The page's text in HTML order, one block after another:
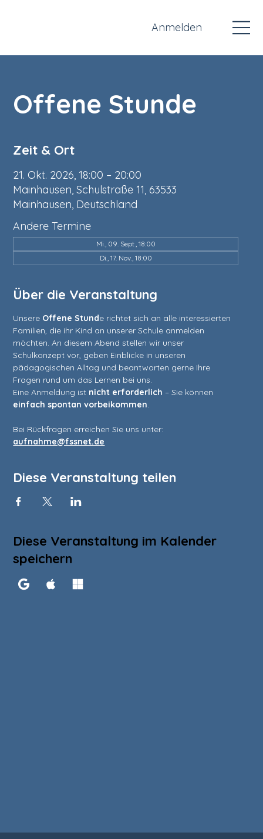
Anmelden
Offene Stunde
Zeit & Ort
21. Okt. 2026, 18:00 – 20:00
Mainhausen, Schulstraße 11, 63533
Mainhausen, Deutschland
Andere Termine
Mi., 09. Sept., 18:00
Di., 17. Nov., 18:00
Über die Veranstaltung
Unsere Offene Stunde richtet sich an alle interessierten
Familien, die ihr Kind an unserer Schule anmelden
möchten. An diesem Abend stellen wir unser
Schulkonzept vor, geben Einblicke in unseren
pädagogischen Alltag und beantworten gerne Ihre
Fragen rund um das Lernen bei uns.
Eine Anmeldung ist nicht erforderlich – Sie können
einfach spontan vorbeikommen
Bei Rückfragen erreichen Sie uns unter:
aufnahme@fssnet.de
Diese Veranstaltung teilen
Diese Veranstaltung im Kalender
speichern